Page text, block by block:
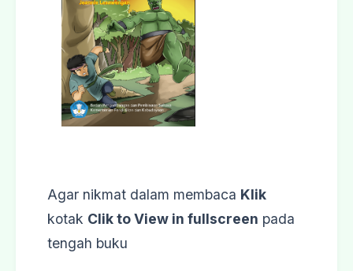
Agar nikmat dalam membaca Klik
kotak Clik to View in fullscreen pada
tengah buku